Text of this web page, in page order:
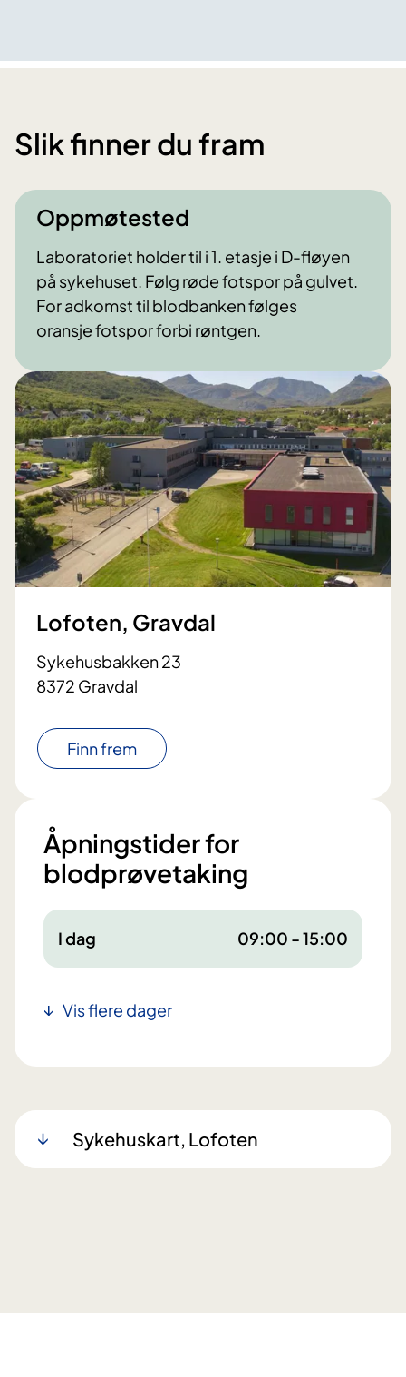
Slik finner du fram
Oppmøtested
Laboratoriet holder til i 1. etasje i D-fløyen
på sykehuset. Følg røde fotspor på gulvet.
For adkomst til blodbanken følges
oransje fotspor forbi røntgen.
Lofoten, Gravdal
Sykehusbakken 23
8372 Gravdal
Finn frem
Åpningstider for
blodprøvetaking
I dag 09:00 - 15:00
Vis flere dager
Sykehuskart, Lofoten